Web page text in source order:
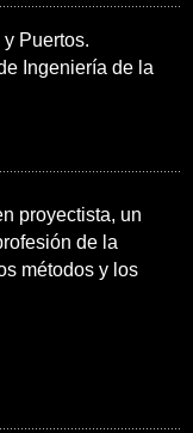
Puertos.
Ingeniería de la
proyectista, un
de la
métodos y los